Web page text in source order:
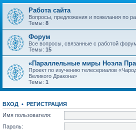
Работа сайта
Вопросы, предложения и пожелания по
Темы: 8
Форум
Все вопросы, связанные с работой
Темы: 15
«Параллельные миры Ноэла
Проект по изучению телесериалов
Великого Дракона»
Темы: 1
ВХОД • РЕГИСТРАЦИЯ
Имя пользователя:
Пароль: